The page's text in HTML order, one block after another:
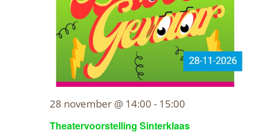
Theatervoorstelling Sinterklaas
28 november @ 14:00 - 15:00